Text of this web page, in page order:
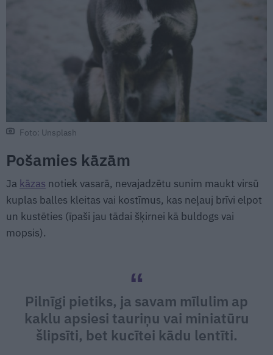
Foto: Unsplash
Pošamies kāzām
Ja kāzas notiek vasarā, nevajadzētu sunim maukt virsū
kuplas balles kleitas vai kostīmus, kas neļauj brīvi elpot
un kustēties (īpaši jau tādai šķirnei kā buldogs vai
mopsis).
Pilnīgi pietiks, ja savam mīlulim ap
kaklu apsiesi tauriņu vai miniatūru
šlipsīti, bet kucītei kādu lentīti.